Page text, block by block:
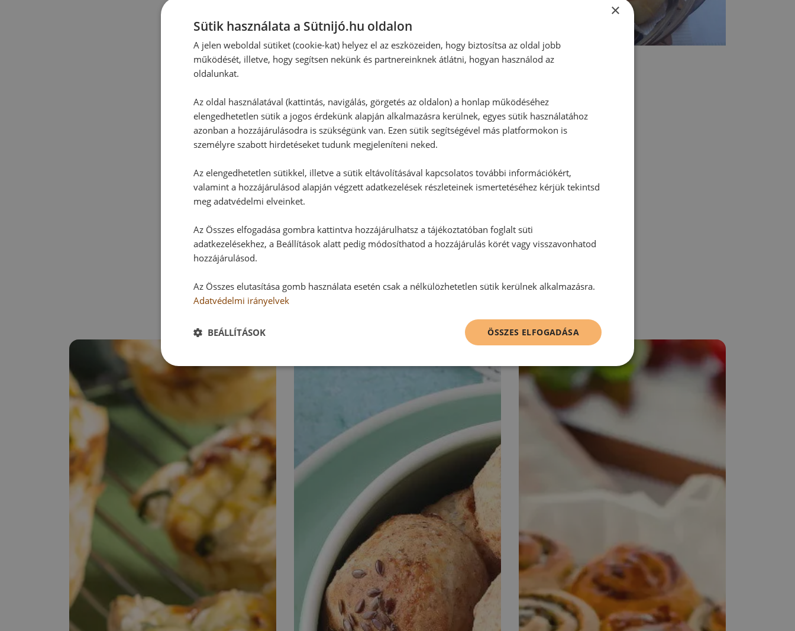
Hozzászólások
Ehhez a recepthez még nem érkezett hozzászólás.
Hozzászólás írása
Vélemény írásához, kérjük,jelentkezz be!
RECEPTAJÁNLÓ
×
Sütik használata a Sütnijó.hu oldalon
A jelen weboldal sütiket (cookie-kat) helyez el az eszközeiden, hogy biztosítsa az oldal jobb
működését, illetve, hogy segítsen nekünk és partnereinknek átlátni, hogyan használod az
oldalunkat.
Az oldal használatával (kattintás, navigálás, görgetés az oldalon) a honlap működéséhez
elengedhetetlen sütik a jogos érdekünk alapján alkalmazásra kerülnek, egyes sütik használatához
azonban a hozzájárulásodra is szükségünk van. Ezen sütik segítségével más platformokon is
személyre szabott hirdetéseket tudunk megjeleníteni neked.
Az elengedhetetlen sütikkel, illetve a sütik eltávolításával kapcsolatos további információkért,
valamint a hozzájárulásod alapján végzett adatkezelések részleteinek ismertetéséhez kérjük tekintsd
meg adatvédelmi elveinket.
Az Összes elfogadása gombra kattintva hozzájárulhatsz a tájékoztatóban foglalt süti
adatkezelésekhez, a Beállítások alatt pedig módosíthatod a hozzájárulás körét vagy visszavonhatod
hozzájárulásod.
Az Összes elutasítása gomb használata esetén csak a nélkülözhetetlen sütik kerülnek alkalmazásra.
Adatvédelmi irányelvek
ÖSSZES ELFOGADÁSA
BEÁLLÍTÁSOK